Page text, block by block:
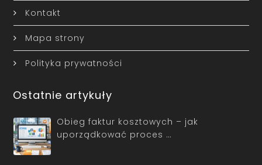
Kontakt
Mapa strony
Polityka prywatności
Ostatnie artykuły
Obieg faktur kosztowych – jak
uporządkować proces …